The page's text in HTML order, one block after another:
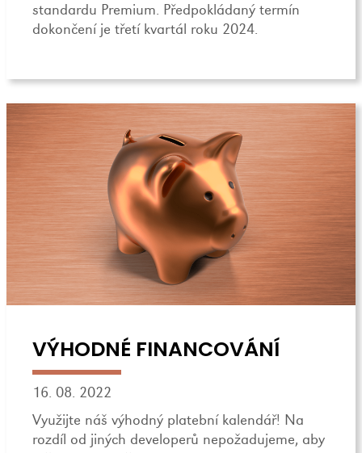
standardu Premium. Předpokládaný termín
dokončení je třetí kvartál roku 2024.
VÝHODNÉ FINANCOVÁNÍ
16. 08. 2022
Využijte náš výhodný platební kalendář! Na
rozdíl od jiných developerů nepožadujeme, aby